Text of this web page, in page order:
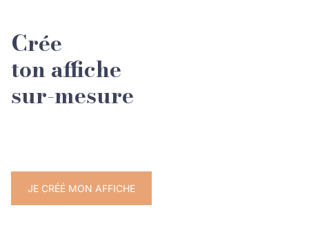
Crée
ton affiche
sur-mesure
JE CRÉÉ MON AFFICHE